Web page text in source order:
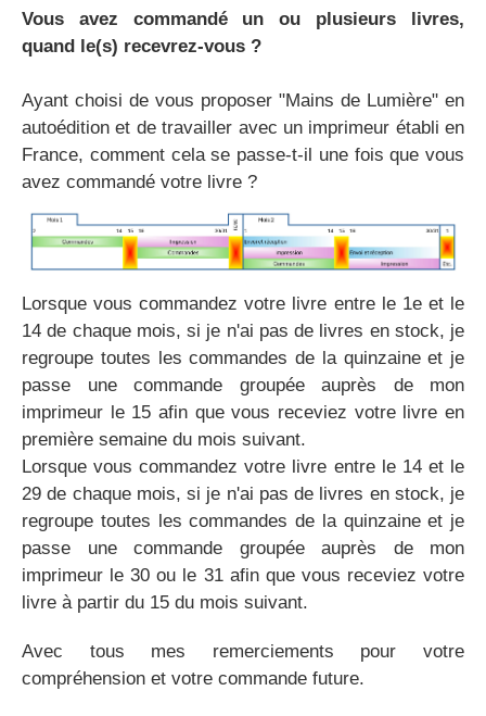
Vous avez commandé un ou plusieurs livres,
quand le(s) recevrez-vous ?
Ayant choisi de vous proposer "Mains de Lumière" en
autoédition et de travailler avec un imprimeur établi en
France, comment cela se passe-t-il une fois que vous
avez commandé votre livre ?
Lorsque vous commandez votre livre entre le 1e et le
14 de chaque mois, si je n'ai pas de livres en stock, je
regroupe toutes les commandes de la quinzaine et je
passe une commande groupée auprès de mon
imprimeur le 15 afin que vous receviez votre livre en
première semaine du mois suivant.
Lorsque vous commandez votre livre entre le 14 et le
29 de chaque mois, si je n'ai pas de livres en stock, je
regroupe toutes les commandes de la quinzaine et je
passe une commande groupée auprès de mon
imprimeur le 30 ou le 31 afin que vous receviez votre
livre à partir du 15 du mois suivant.
Avec tous mes remerciements pour votre
compréhension et votre commande future.